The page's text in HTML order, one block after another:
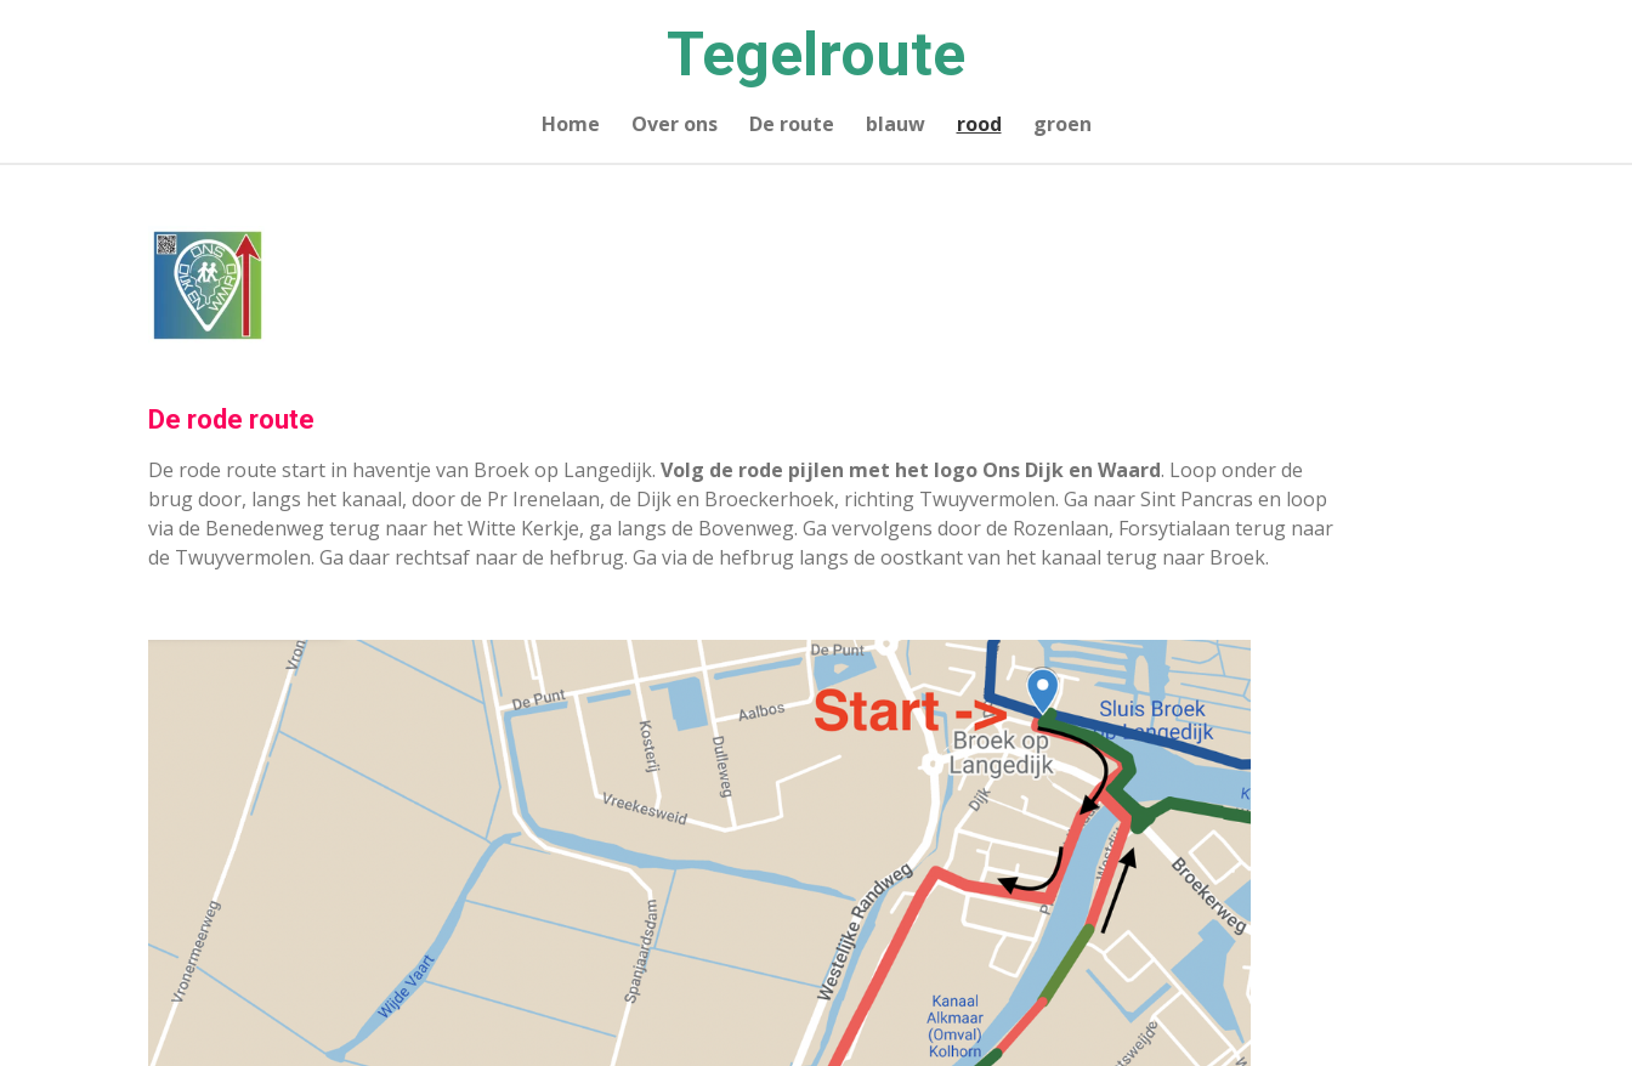
Tegelroute
Home Over ons De route blauw rood groen
De rode route
De rode route start in haventje van Broek op Langedijk. Volg de rode pijlen met het logo Ons Dijk en Waard. Loop onder de
brug door, langs het kanaal, door de Pr Irenelaan, de Dijk en Broeckerhoek, richting Twuyvermolen. Ga naar Sint Pancras en loop
via de Benedenweg terug naar het Witte Kerkje, ga langs de Bovenweg. Ga vervolgens door de Rozenlaan, Forsytialaan terug naar
de Twuyvermolen. Ga daar rechtsaf naar de hefbrug. Ga via de hefbrug langs de oostkant van het kanaal terug naar Broek.